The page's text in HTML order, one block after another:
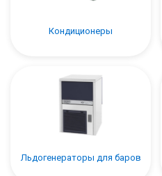
Кондиционеры
Льдогенераторы для баров